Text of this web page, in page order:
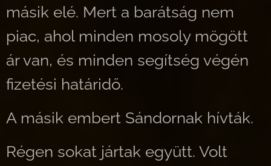
másik elé. Mert a barátság nem
piac, ahol minden mosoly mögött
ár van, és minden segítség végén
fizetési határidő.
A másik embert Sándornak hívták.
Régen sokat jártak együtt. Volt